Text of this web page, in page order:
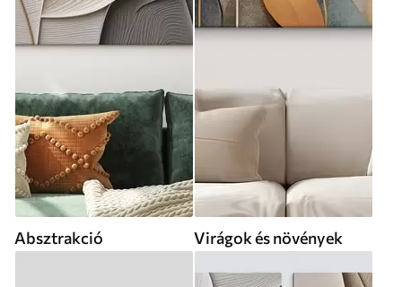
Absztrakció Virágok és növények